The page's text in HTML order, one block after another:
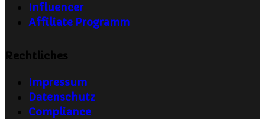
Influencer
Affiliate Programm
Rechtliches
Impressum
Datenschutz
Compliance